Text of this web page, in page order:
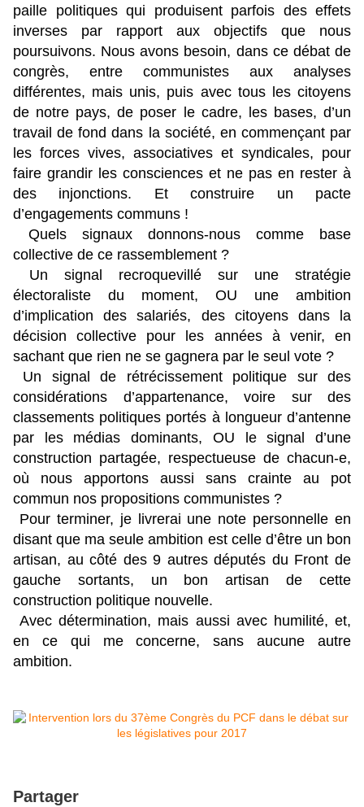
paille politiques qui produisent parfois des effets
inverses par rapport aux objectifs que nous
poursuivons. Nous avons besoin, dans ce débat de
congrès, entre communistes aux analyses
différentes, mais unis, puis avec tous les citoyens
de notre pays, de poser le cadre, les bases, d’un
travail de fond dans la société, en commençant par
les forces vives, associatives et syndicales, pour
faire grandir les consciences et ne pas en rester à
des injonctions. Et construire un pacte
d’engagements communs !
Quels signaux donnons-nous comme base
collective de ce rassemblement ?
Un signal recroquevillé sur une stratégie
électoraliste du moment, OU une ambition
d’implication des salariés, des citoyens dans la
décision collective pour les années à venir, en
sachant que rien ne se gagnera par le seul vote ?
Un signal de rétrécissement politique sur des
considérations d’appartenance, voire sur des
classements politiques portés à longueur d’antenne
par les médias dominants, OU le signal d’une
construction partagée, respectueuse de chacun-e,
où nous apportons aussi sans crainte au pot
commun nos propositions communistes ?
Pour terminer, je livrerai une note personnelle en
disant que ma seule ambition est celle d’être un bon
artisan, au côté des 9 autres députés du Front de
gauche sortants, un bon artisan de cette
construction politique nouvelle.
Avec détermination, mais aussi avec humilité, et,
en ce qui me concerne, sans aucune autre
ambition.
Partager